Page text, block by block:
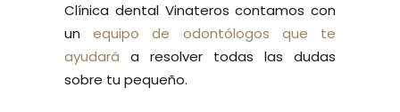
Clínica dental Vinateros contamos con
unequipo de odontólogos que te
ayudará a resolver todas las dudas
sobre tu pequeño.